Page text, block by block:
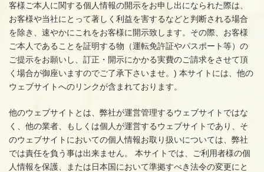
客様ご本人に関する個人情報の開示をお申し出になられた際は、
お客様や当社にとって著しく利益を害するなどと判断される場合
を除き、速やかにこれをお客様に開示致します。その際、お客様
ご本人であることを証明する物（運転免許証やパスポート等）の
ご提示をお願いし、訂正・開示にかかる実費のご請求をさせて頂
く場合が御座いますのでご了承下さいませ。) 本サイトには、他の
ウェブサイトへのリンクが含まれております。
他のウェブサイトとは、弊社が運営管理するウェブサイトではな
く、他の業者、もしくは個人が運営するウェブサイトであり、そ
のウェブサイトにおいての個人情報お取り扱いについては、弊社
では責任を負う事は出来ません。 本サイトでは、ご利用者様の個
人情報を保護、または日本国において準拠すべき法令の変更にと